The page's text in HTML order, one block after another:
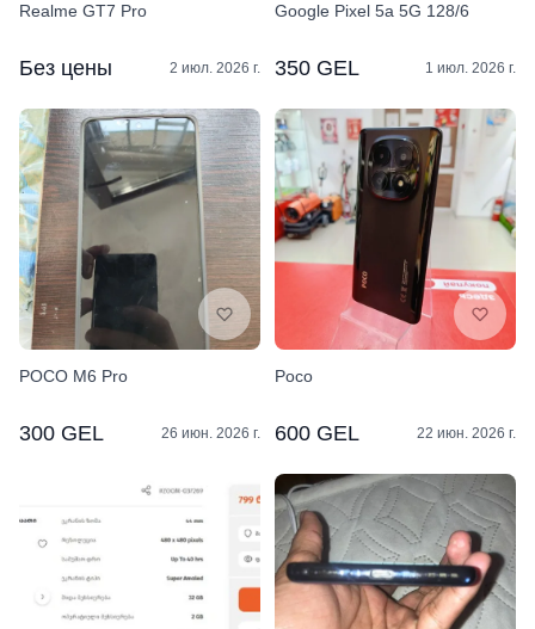
Realme GT7 Pro
Без цены 2 июл. 2026 г.
Google Pixel 5a 5G 128/6
350 GEL 1 июл. 2026 г.
POCO M6 Pro
300 GEL 26 июн. 2026 г.
Poco
600 GEL 22 июн. 2026 г.